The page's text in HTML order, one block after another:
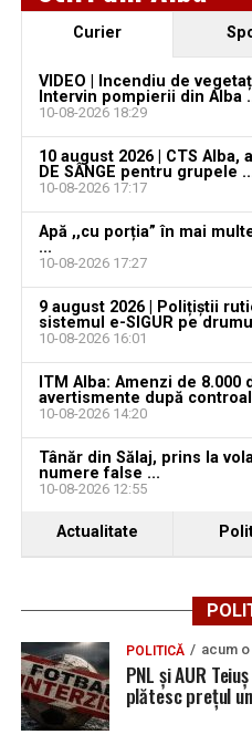
Locuri de muncă în
august 2026. AJOFM
vacante
Sâmbătă, 15 august
„Sfinții Apostoli Petru
Jaf de peste 300.000
păgubită susține că
aproape o lună de la
vacante
„Sfinții Apostoli Petru
Jaf de peste 300.000
păgubită susține că
aproape o lună de la
Curier
VIDEO | Incendiu de
Intervin pompierii din Alba
10-08-2026 18:29
10 august 2026 | CTS Alba,
DE SÂNGE pentru grupele
10-08-2026 17:17
Apă ,,cu porția” în mai
...
10-08-2026 17:27
9 august 2026 | Polițiștii
sistemul e-SIGUR pe
10-08-2026 16:01
ITM Alba: Amenzi de 8.000
avertismente după
10-08-2026 14:20
Tânăr din Sălaj, prins la
numere false ...
10-08-2026 12:55
Actualitate
POLITICĂ acum o
PNL și AUR
plătesc prețul